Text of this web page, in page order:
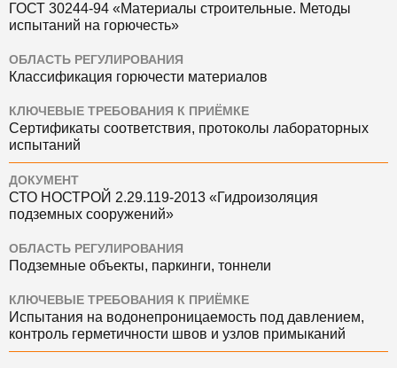
ГОСТ 30244-94 «Материалы строительные. Методы
испытаний на горючесть»
ОБЛАСТЬ РЕГУЛИРОВАНИЯ
Классификация горючести материалов
КЛЮЧЕВЫЕ ТРЕБОВАНИЯ К ПРИЁМКЕ
Сертификаты соответствия, протоколы лабораторных
испытаний
ДОКУМЕНТ
СТО НОСТРОЙ 2.29.119-2013 «Гидроизоляция
подземных сооружений»
ОБЛАСТЬ РЕГУЛИРОВАНИЯ
Подземные объекты, паркинги, тоннели
КЛЮЧЕВЫЕ ТРЕБОВАНИЯ К ПРИЁМКЕ
Испытания на водонепроницаемость под давлением,
контроль герметичности швов и узлов примыканий